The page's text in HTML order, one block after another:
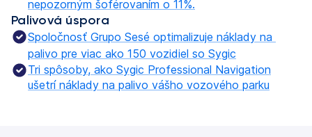
nepozorným šoférovaním o 11%.
Palivová úspora
Spoločnosť Grupo Sesé optimalizuje náklady na
palivo pre viac ako 150 vozidiel so Sygic
Tri spôsoby, ako Sygic Professional Navigation
ušetrí náklady na palivo vášho vozového parku